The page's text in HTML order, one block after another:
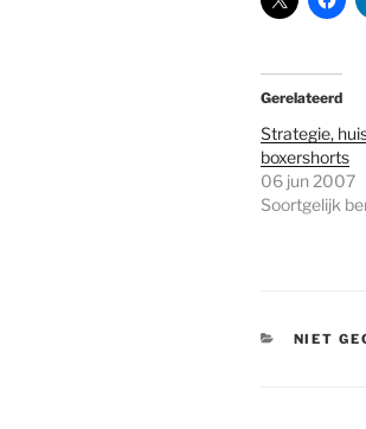
Gerelateerd
Strategie,
boxershorts
06 jun 2007
Soortgelijk
NIET